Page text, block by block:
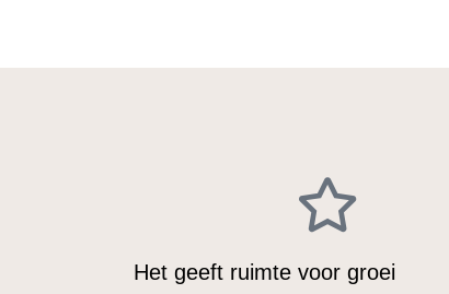
Het geeft ruimte voor groei